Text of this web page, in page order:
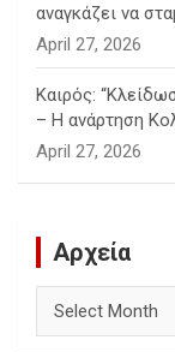
αναγκάζει να
April 27, 2026
Καιρός:
– Η ανάρτηση
April 27, 2026
Αρχεία